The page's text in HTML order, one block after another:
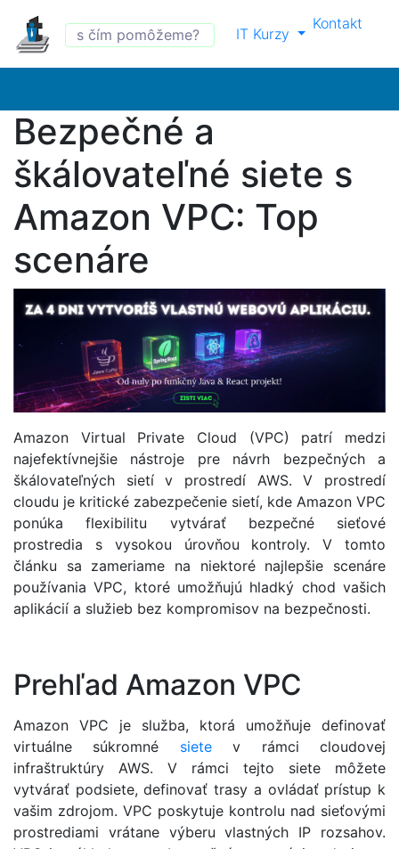
IT Kurzy
Kontakt
Bezpečné a
škálovateľné siete s
Amazon VPC: Top
scenáre
Amazon Virtual Private Cloud (VPC) patrí medzi
najefektívnejšie nástroje pre návrh bezpečných a
škálovateľných sietí v prostredí AWS. V prostredí
cloudu je kritické zabezpečenie sietí, kde Amazon VPC
ponúka flexibilitu vytvárať bezpečné sieťové
prostredia s vysokou úrovňou kontroly. V tomto
článku sa zameriame na niektoré najlepšie scenáre
používania VPC, ktoré umožňujú hladký chod vašich
aplikácií a služieb bez kompromisov na bezpečnosti.
Prehľad Amazon VPC
Amazon VPC je služba, ktorá umožňuje definovať
virtuálne súkromné sietev rámci cloudovej
infraštruktúry AWS. V rámci tejto siete môžete
vytvárať podsiete, definovať trasy a ovládať prístup k
vašim zdrojom. VPC poskytuje kontrolu nad sieťovými
prostrediami vrátane výberu vlastných IP rozsahov.